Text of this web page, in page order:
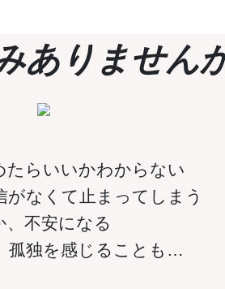
ありません
たらいいかわからない
なくて止まってしまう
不安になる
孤独を感じることも…